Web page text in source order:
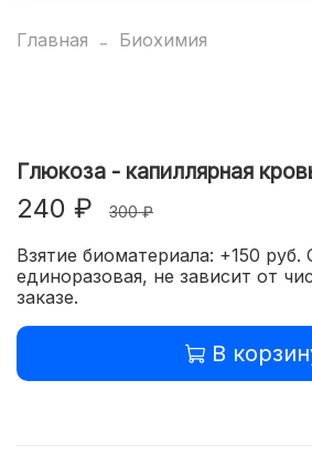
Главная Биохимия
Глюкоза - капиллярная
240 ₽ 300 ₽
Взятие биоматериала: +150 руб.
единоразовая, не зависит от
заказе.
В